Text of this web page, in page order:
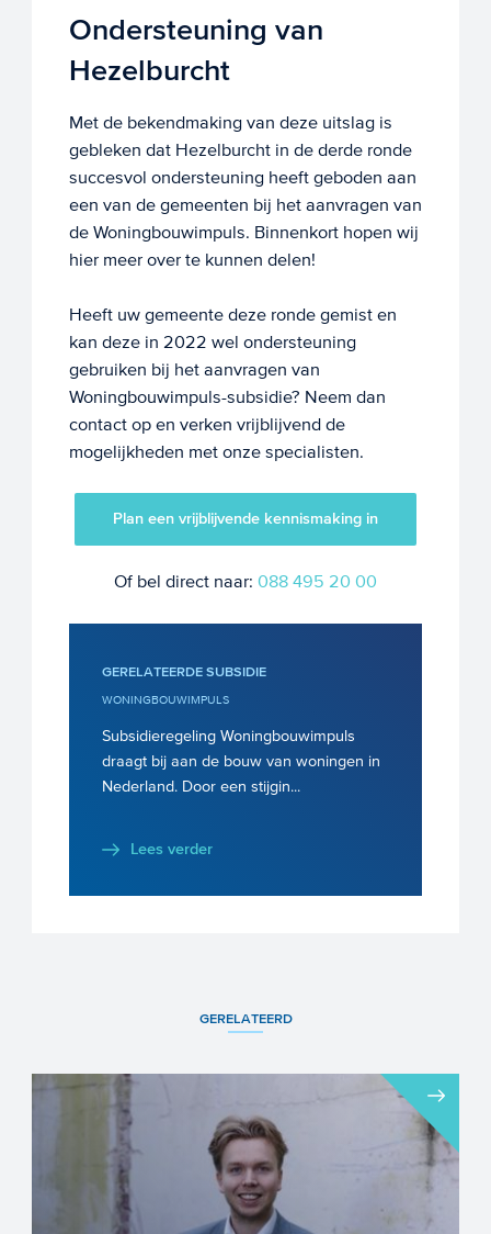
Ondersteuning van
Hezelburcht
Met de bekendmaking van deze uitslag is
gebleken dat Hezelburcht in de derde ronde
succesvol ondersteuning heeft geboden aan
een van de gemeenten bij het aanvragen van
de Woningbouwimpuls. Binnenkort hopen wij
hier meer over te kunnen delen!
Heeft uw gemeente deze ronde gemist en
kan deze in 2022 wel ondersteuning
gebruiken bij het aanvragen van
Woningbouwimpuls-subsidie? Neem dan
contact op en verken vrijblijvend de
mogelijkheden met onze specialisten.
Plan een vrijblijvende kennismaking in
Of bel direct naar: 088 495 20 00
GERELATEERDE SUBSIDIE
WONINGBOUWIMPULS
Subsidieregeling Woningbouwimpuls
draagt bij aan de bouw van woningen in
Nederland. Door een stijgin...
Lees verder
GERELATEERD